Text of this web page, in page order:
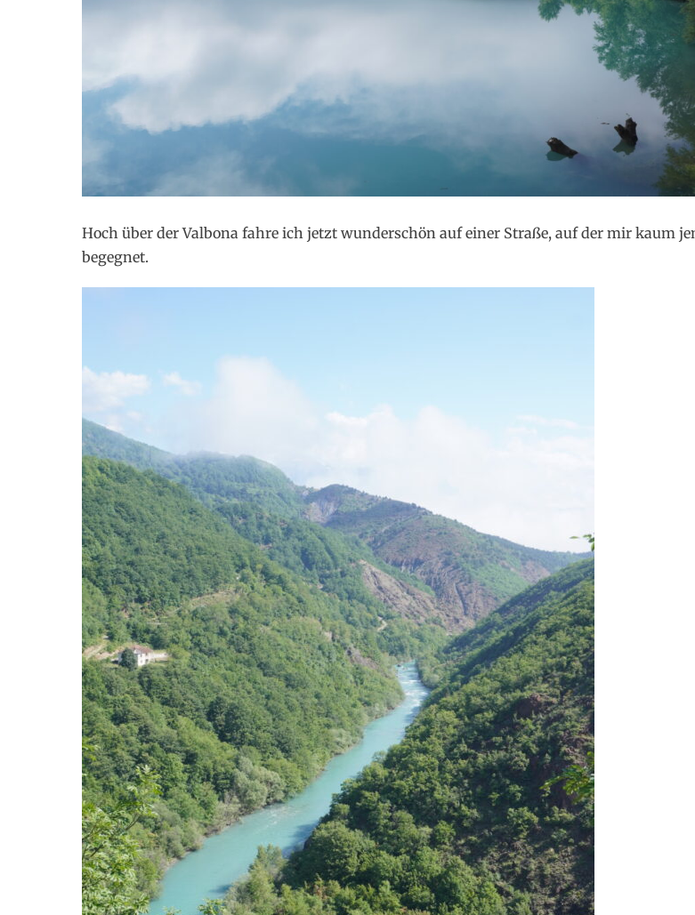
Hoch über der Valbona fahre ich jetzt wunderschön auf einer Straße, auf der mir kaum
begegnet.